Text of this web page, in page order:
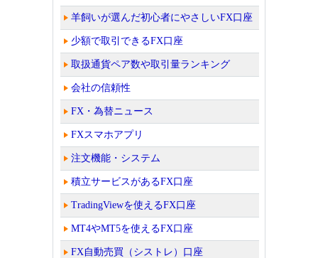
羊飼いが選んだ初心者にやさしいFX口座
少額で取引できるFX口座
取扱通貨ペア数や取引量ランキング
会社の信頼性
FX・為替ニュース
FXスマホアプリ
注文機能・システム
積立サービスがあるFX口座
TradingViewを使えるFX口座
MT4やMT5を使えるFX口座
FX自動売買（シストレ）口座